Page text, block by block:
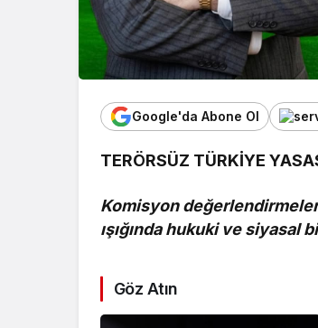
Google'da Abone Ol
TERÖRSÜZ TÜRKİYE
Komisyon
ışığında hukuki ve siyasal
Göz Atın